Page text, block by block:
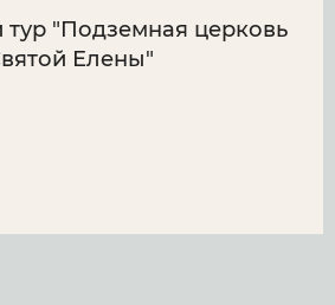
тур "Подземная церковь
Елены"